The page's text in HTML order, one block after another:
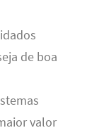
de boa
valor